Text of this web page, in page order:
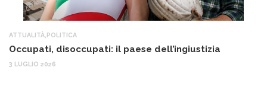
ATTUALITÀ POLITICA
Occupati, disoccupati: il paese dell’ingiustizia
3 LUGLIO 2026